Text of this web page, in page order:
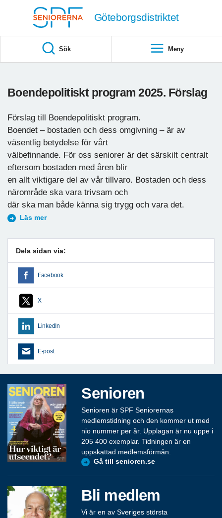
Göteborgsdistriktet
Sök Meny
Boendepolitiskt program 2025. Förslag
Förslag till Boendepolitiskt program.
Boendet – bostaden och dess omgivning – är av
väsentlig betydelse för vårt
välbefinnande. För oss seniorer är det särskilt centralt
eftersom bostaden med åren blir
en allt viktigare del av vår tillvaro. Bostaden och dess
närområde ska vara trivsam och
där ska man både känna sig trygg och vara det.
Läs mer
Dela sidan via:
Facebook
X
LinkedIn
E-post
Senioren
Senioren är SPF Seniorernas
medlemstidning och den kommer ut med
nio nummer per år. Upplagan är nu uppe i
205 400 exemplar. Tidningen är en
uppskattad medlemsförmån.
Gå till senioren.se
Bli medlem
Vi är en av Sveriges största